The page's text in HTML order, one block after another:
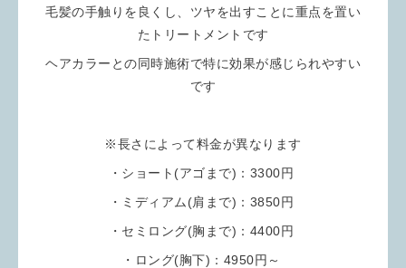
毛髪の手触りを良くし、ツヤを出すことに重点を置い
たトリートメントです
ヘアカラーとの同時施術で特に効果が感じられやすい
です
※長さによって料金が異なります
・ショート(アゴまで)：3300円
・ミディアム(肩まで)：3850円
・セミロング(胸まで)：4400円
・ロング(胸下)：4950円～